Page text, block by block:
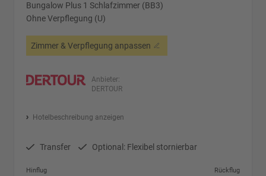
Bungalow Plus 1 Schlafzimmer (BB3)
Ohne Verpflegung (U)
Zimmer & Verpflegung anpassen
Anbieter:
DERTOUR
Hotelbeschreibung anzeigen
Transfer Optional: Flexibel stornierbar
Hinflug
Rückflug